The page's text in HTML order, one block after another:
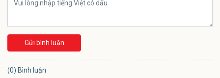
Gửi bình luận
(0) Bình luận